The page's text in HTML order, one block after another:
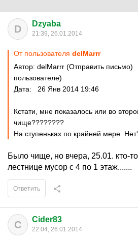
D Dzyaba
21:39, 26.01.2014
От пользователя delMarrr
Автор: delMarrr (Отправить
пользователе)
Дата: 26 Янв 2014 19:46
Кстати, мне показалось или во
чище????????
На ступеньках по крайней мере.
Было чище, но вчера, 25.01. кто-
лестнице мусор с 4 по 1 этаж.......
Ответить
C Cider83
22:04, 26.01.2014